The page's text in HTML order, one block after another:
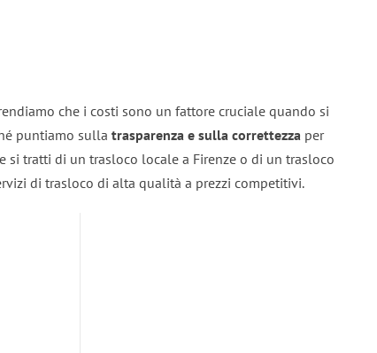
che i costi sono un fattore cruciale quando si
puntiamo sulla trasparenza e sulla correttezza per
si tratti di un trasloco locale a Firenze o di un trasloco
di trasloco di alta qualità a prezzi competitivi.